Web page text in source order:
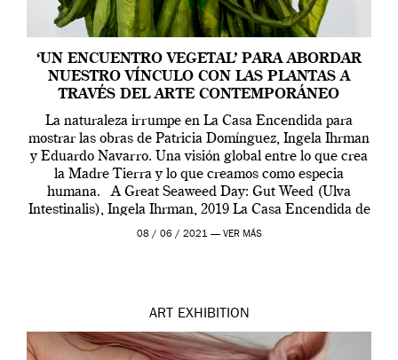
‘UN ENCUENTRO VEGETAL’ PARA ABORDAR
NUESTRO VÍNCULO CON LAS PLANTAS A
TRAVÉS DEL ARTE CONTEMPORÁNEO
La naturaleza irrumpe en La Casa Encendida para
mostrar las obras de Patricia Domínguez, Ingela Ihrman
y Eduardo Navarro. Una visión global entre lo que crea
la Madre Tierra y lo que creamos como especia
humana. A Great Seaweed Day: Gut Weed (Ulva
Intestinalis), Ingela Ihrman, 2019 La Casa Encendida de
Madrid y la Wellcome […]
08 / 06 / 2021 — VER MÁS
ART EXHIBITION